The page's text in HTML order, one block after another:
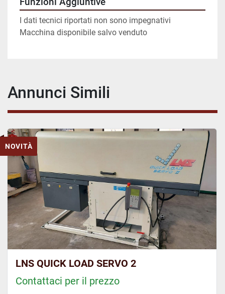
I dati tecnici riportati non sono impegnativi
Macchina disponibile salvo venduto
Annunci Simili
NOVITÀ
LNS QUICK LOAD SERVO 2
Contattaci per il prezzo